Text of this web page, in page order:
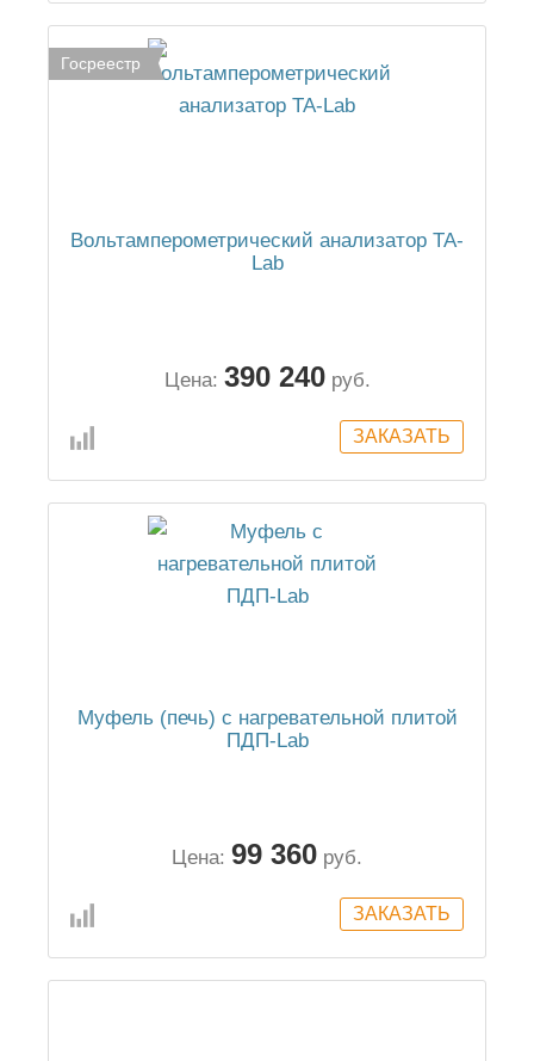
Госреестр
Вольтамперометрический анализатор ТА-
Lab
Цена: 390 240 руб.
Муфель (печь) с нагревательной плитой
ПДП-Lab
Цена: 99 360 руб.